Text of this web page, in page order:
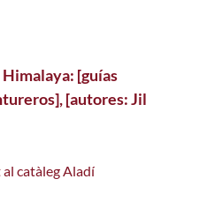
[guías
[autores: Jil
catàleg Aladí